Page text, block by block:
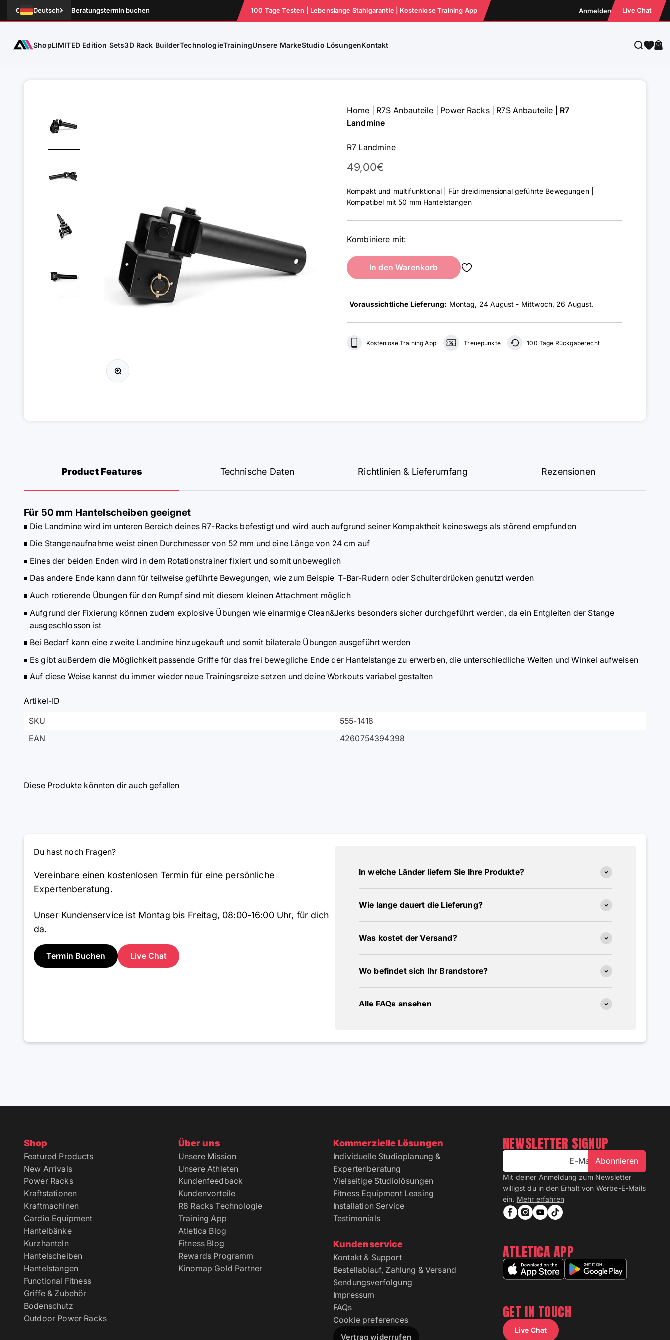
Zum Inhalt springen
€ Deutsch Beratungstermin buchen 100 Tage Testen | Lebenslange Stahlgarantie | Kostenlose Training App Anmelden Live Chat
ATLETICA
ShopLIMITED Edition Sets3D Rack BuilderTechnologieTrainingUnsere MarkeStudio LösungenKontakt Suche
Bild vergrößern
Home R7S Anbauteile Power Racks R7S Anbauteile
R7
Landmine
R7 Landmine
Angebot
49,00€
Kompakt und multifunktional | Für dreidimensional geführte Bewegungen |
Kompatibel mit 50 mm Hantelstangen
Kombiniere mit:
In den Warenkorb
Voraussichtliche Lieferung: Montag, 24 August - Mittwoch, 26 August.
Kostenlose Training App Treuepunkte 100 Tage Rückgaberecht
Product Features
Für 50 mm Hantelscheiben geeignet
Die Landmine wird im unteren Bereich deines R7-Racks befestigt und wird auch aufgrund seiner Kompaktheit keineswegs als störend empfunden
Die Stangenaufnahme weist einen Durchmesser von 52 mm und eine Länge von 24 cm auf
Eines der beiden Enden wird in dem Rotationstrainer fixiert und somit unbeweglich
Das andere Ende kann dann für teilweise geführte Bewegungen, wie zum Beispiel T-Bar-Rudern oder Schulterdrücken genutzt werden
Auch rotierende Übungen für den Rumpf sind mit diesem kleinen Attachment möglich
Aufgrund der Fixierung können zudem explosive Übungen wie einarmige Clean&Jerks besonders sicher durchgeführt werden, da ein Entgleiten der Stange
ausgeschlossen ist
Bei Bedarf kann eine zweite Landmine hinzugekauft und somit bilaterale Übungen ausgeführt werden
Es gibt außerdem die Möglichkeit passende Griffe für das frei bewegliche Ende der Hantelstange zu erwerben, die unterschiedliche Weiten und Winkel aufweisen
Auf diese Weise kannst du immer wieder neue Trainingsreize setzen und deine Workouts variabel gestalten
Artikel-ID
SKU
555-1418
EAN
4260754394398
Technische Daten Richtlinien & Lieferumfang Rezensionen
Diese Produkte könnten dir auch gefallen
Du hast noch Fragen?
Vereinbare einen kostenlosen Termin für eine persönliche
Expertenberatung.
Unser Kundenservice ist Montag bis Freitag, 08:00-16:00 Uhr, für dich
da.
Termin Buchen Live Chat
In welche Länder liefern Sie Ihre Produkte?
Wie lange dauert die Lieferung?
Was kostet der Versand?
Wo befindet sich Ihr Brandstore?
Alle FAQs ansehen
Shop
Featured Products
New Arrivals
Power Racks
Kraftstationen
Kraftmachinen
Cardio Equipment
Hantelbänke
Kurzhanteln
Hantelscheiben
Hantelstangen
Functional Fitness
Griffe & Zubehör
Bodenschutz
Outdoor Power Racks
Über uns
Unsere Mission
Unsere Athleten
Kundenfeedback
Kundenvorteile
R8 Racks Technologie
Training App
Atletica Blog
Fitness Blog
Rewards Programm
Kinomap Gold Partner
Kommerzielle Lösungen
Individuelle Studioplanung &
Expertenberatung
Vielseitige Studiolösungen
Fitness Equipment Leasing
Installation Service
Testimonials
Kundenservice
Kontakt & Support
Bestellablauf, Zahlung & Versand
Sendungsverfolgung
Impressum
FAQs
Cookie preferences
Vertrag widerrufen
NEWSLETTER SIGNUP
E-Mail Abonnieren
Mit deiner Anmeldung zum Newsletter
willigst du in den Erhalt von Werbe-E-Mails
ein. Mehr erfahren
ATLETICA APP
GET IN TOUCH
Live Chat